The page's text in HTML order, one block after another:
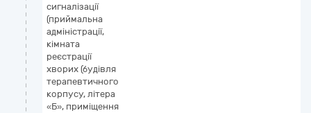
сигналізації
(приймальна
адміністрації,
кімната
реєстрації
хворих (будівля
терапевтичного
корпусу, літера
«Б», приміщення